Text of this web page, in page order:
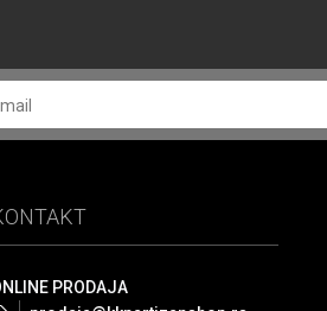
PRODAJA